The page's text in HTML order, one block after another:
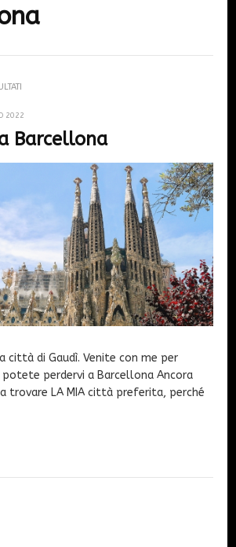
2022
Barcellona
città di Gaudì. Venite con me per
perdervi a Barcellona Ancora
trovare LA MIA città preferita, perché